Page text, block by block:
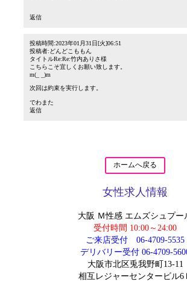
返信
投稿時間:2023年01月31日[火]06:51
投稿者:どんどこももん
タイトルRe:Re:竹内ありさ様
こちらこそ宜しくお願い致します。
m(_ _)m
次回は約束を実行します。
でわまた
返信
ホームへ戻る
女性求人情報
大阪 Ｍ性感 エムズシュプー
受付時間 10:00～24:00
ご来店受付 06-4709-5535
デリバリー受付 06-4709-
大阪市北区兎我野町13-11
相互レジャーセンタービル6